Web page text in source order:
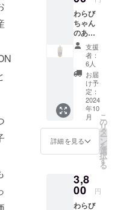
販売を続け
てきたこと
で、通販だ
けでは物足
りなくなり
地域のイベ
ントや地元
業者への納
品、商工会
部・自治
会・PTA活動
自分が育
ち、これか
わらび
ちゃん
のあま
ざけぷ
れーん/
ゆず
180gパ
ウチ
の2個
セッ
ト 送
料込
み お
よび
オリジ
ナル
ル・お
礼状・
弊社
ホーム
支援
者：
6人
お届
け予
定：
2024
年10
月
詳細を見る
こ
の
リ
タ
ー
ン
を
選
択
す
る
3,8
00 円
わらび